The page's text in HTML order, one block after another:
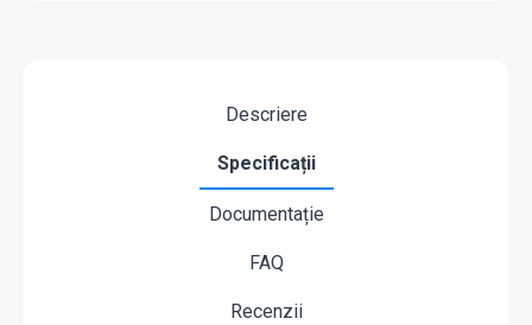
Descriere
Specificații
Documentație
FAQ
Recenzii